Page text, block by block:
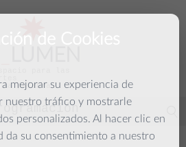
de Cookies
mejorar su experiencia de
nuestro tráfico y mostrarle
personalizados. Al hacer clic en
da su consentimiento a nuestro
palabra